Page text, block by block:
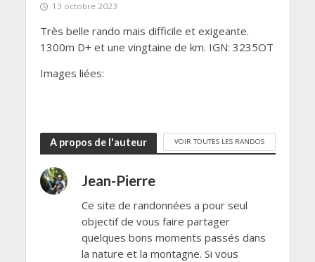
13 octobre 2023
Très belle rando mais difficile et exigeante.
1300m D+ et une vingtaine de km. IGN: 3235OT
Images liées:
A propos de l'auteur VOIR TOUTES LES RANDOS
Jean-Pierre
Ce site de randonnées a pour seul
objectif de vous faire partager
quelques bons moments passés dans
la nature et la montagne. Si vous